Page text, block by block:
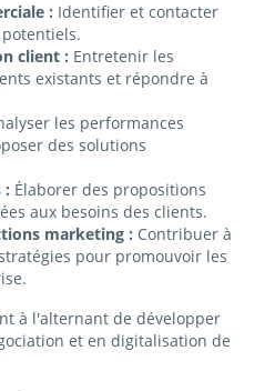
: Identifier et contacter
client : Entretenir les
existants et répondre à
les performances
des solutions
: Élaborer des propositions
aux besoins des clients.
marketing : Contribuer à
pour promouvoir les
à l'alternant de développer
et en digitalisation de